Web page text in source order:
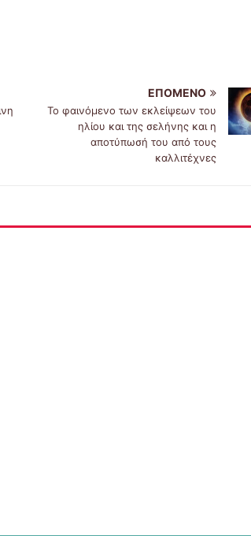
ΕΠΌΜΕΝΟ
Το φαινόμενο των εκλείψεων του
ηλίου και της σελήνης και η
αποτύπωσή του από τους
καλλιτέχνες